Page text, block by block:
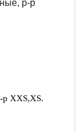
р XXS,XS.